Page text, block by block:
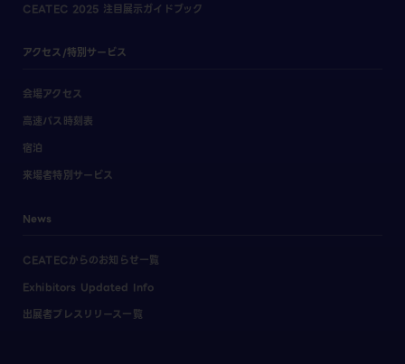
CEATEC 2025 注目展示ガイドブック
アクセス/特別サービス
会場アクセス
高速バス時刻表
宿泊
来場者特別サービス
News
CEATECからのお知らせ一覧
Exhibitors Updated Info
出展者プレスリリース一覧